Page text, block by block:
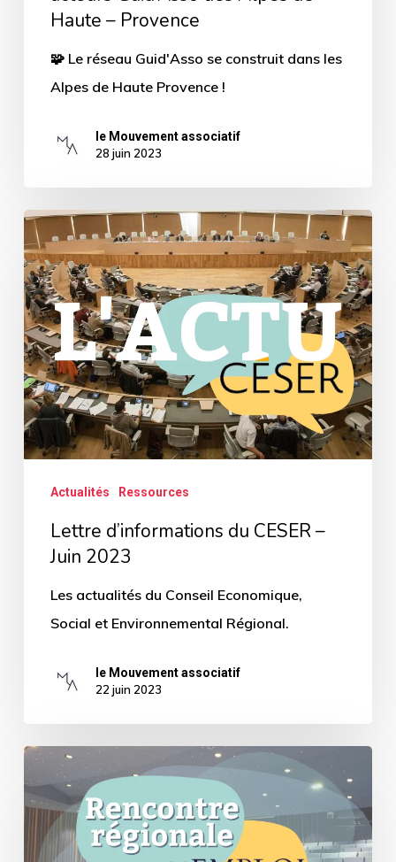
Provence
Haute – Provence
🧩 Le réseau Guid'Asso se construit dans les
Alpes de Haute Provence !
le Mouvement associatif
28 juin 2023
Lettre
d’informations
du
CESER
–
Juin
2023
Actualités Ressources
Lettre d’informations du CESER –
Juin 2023
Les actualités du Conseil Economique,
Social et Environnemental Régional.
le Mouvement associatif
22 juin 2023
[Retour
sur
évènement]
La